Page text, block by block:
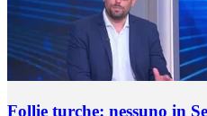
Follie turche: nessuno in